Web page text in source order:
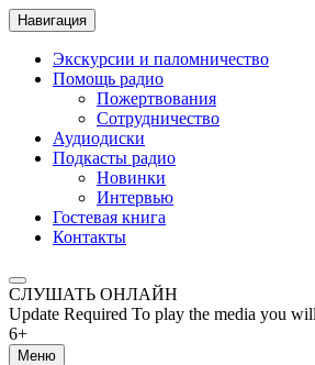
Навигация
Экскурсии и паломничество
Помощь радио
Пожертвования
Сотрудничество
Аудиодиски
Подкасты радио
Новинки
Интервью
Гостевая книга
Контакты
СЛУШАТЬ ОНЛАЙН
Update Required To play the media you
6+
Меню